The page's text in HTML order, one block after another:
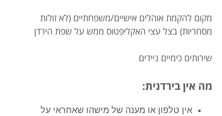
מקום להקמת אוהלים אישיים/משפחתיים (לא זולות
מסחריות) בצל עצי האקליפטוס ממש על שפת הירדן
שירותים כימיים ניידים
מה אין בירדנית:
אין טלפון או מענה של מישהו שאחראי על